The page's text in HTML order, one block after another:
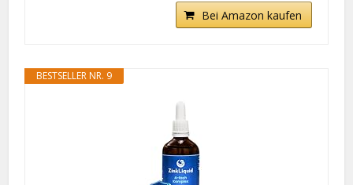
Bei Amazon kaufen
BESTSELLER NR. 9